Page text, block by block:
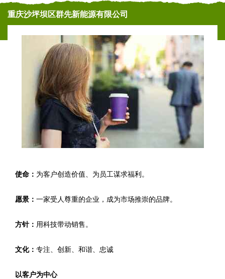
重庆沙坪坝区群先新能源有限公司
使命： 为客户创造价值、为员工谋求福利。
愿景： 一家受人尊重的企业，成为市场推崇的品牌。
方针： 用科技带动销售。
文化： 专注、创新、和谐、忠诚
以客户为中心